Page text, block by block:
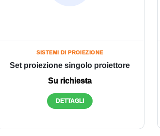
SISTEMI DI PROIEZIONE
Set proiezione singolo proiettore
Su richiesta
DETTAGLI